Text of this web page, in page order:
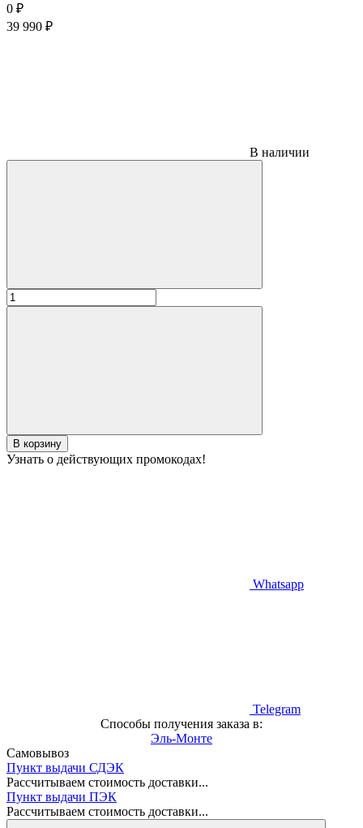
0 ₽
39 990 ₽
В наличии
В корзину
Узнать о действующих промокодах!
Whatsapp
Telegram
Способы получения заказа в:
Эль-Монте
Самовывоз
Пункт выдачи СДЭК
Рассчитываем стоимость доставки...
Пункт выдачи ПЭК
Рассчитываем стоимость доставки...